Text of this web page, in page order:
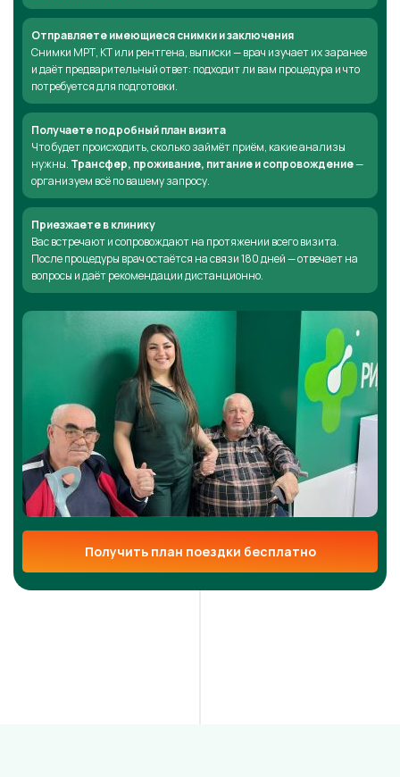
Отправляете имеющиеся снимки и заключения
Снимки МРТ, КТ или рентгена, выписки — врач изучает их заранее
и даёт предварительный ответ: подходит ли вам процедура и что
потребуется для подготовки.
Получаете подробный план визита
Что будет происходить, сколько займёт приём, какие анализы
нужны. Трансфер, проживание, питание и сопровождение—
организуем всё по вашему запросу.
Приезжаете в клинику
Вас встречают и сопровождают на протяжении всего визита.
После процедуры врач остаётся на связи 180 дней — отвечает на
вопросы и даёт рекомендации дистанционно.
Получить план поездки бесплатно